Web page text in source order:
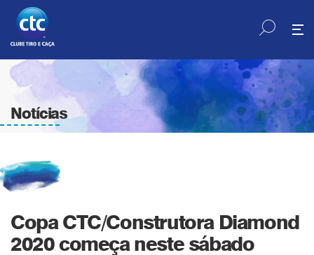
Notícias
Copa CTC/Construtora Diamond
2020 começa neste sábado